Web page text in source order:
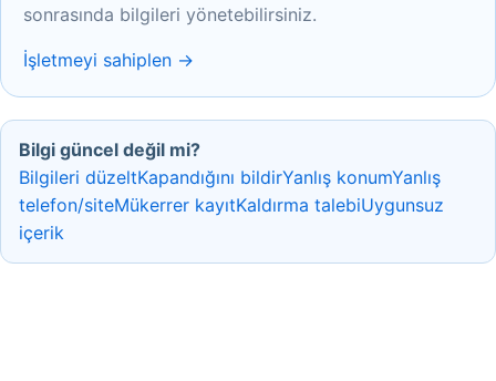
sonrasında bilgileri yönetebilirsiniz.
İşletmeyi sahiplen →
Bilgi güncel değil mi?
Bilgileri düzeltKapandığını bildirYanlış konumYanlış
telefon/siteMükerrer kayıtKaldırma talebiUygunsuz
içerik